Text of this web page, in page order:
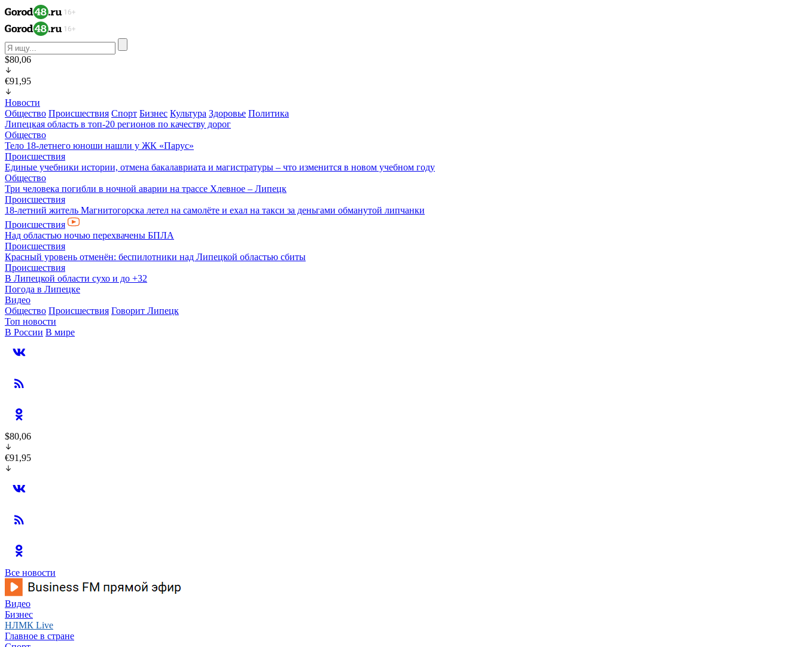
$80,06
€91,95
Новости
Общество Происшествия Спорт Бизнес Культура Здоровье Политика
Липецкая область в топ-20 регионов по качеству дорог
Общество
Тело 18-летнего юноши нашли у ЖК «Парус»
Происшествия
Единые учебники истории, отмена бакалавриата и магистратуры – что изменится в новом учебном году
Общество
Три человека погибли в ночной аварии на трассе Хлевное – Липецк
Происшествия
18-летний житель Магнитогорска летел на самолёте и ехал на такси за деньгами обманутой липчанки
Происшествия
Над областью ночью перехвачены БПЛА
Происшествия
Красный уровень отменён: беспилотники над Липецкой областью сбиты
Происшествия
В Липецкой области сухо и до +32
Погода в Липецке
Видео
Общество Происшествия Говорит Липецк
Топ новости
В России В мире
$80,06
€91,95
Все новости
Видео
Бизнес
НЛМК Live
Главное в стране